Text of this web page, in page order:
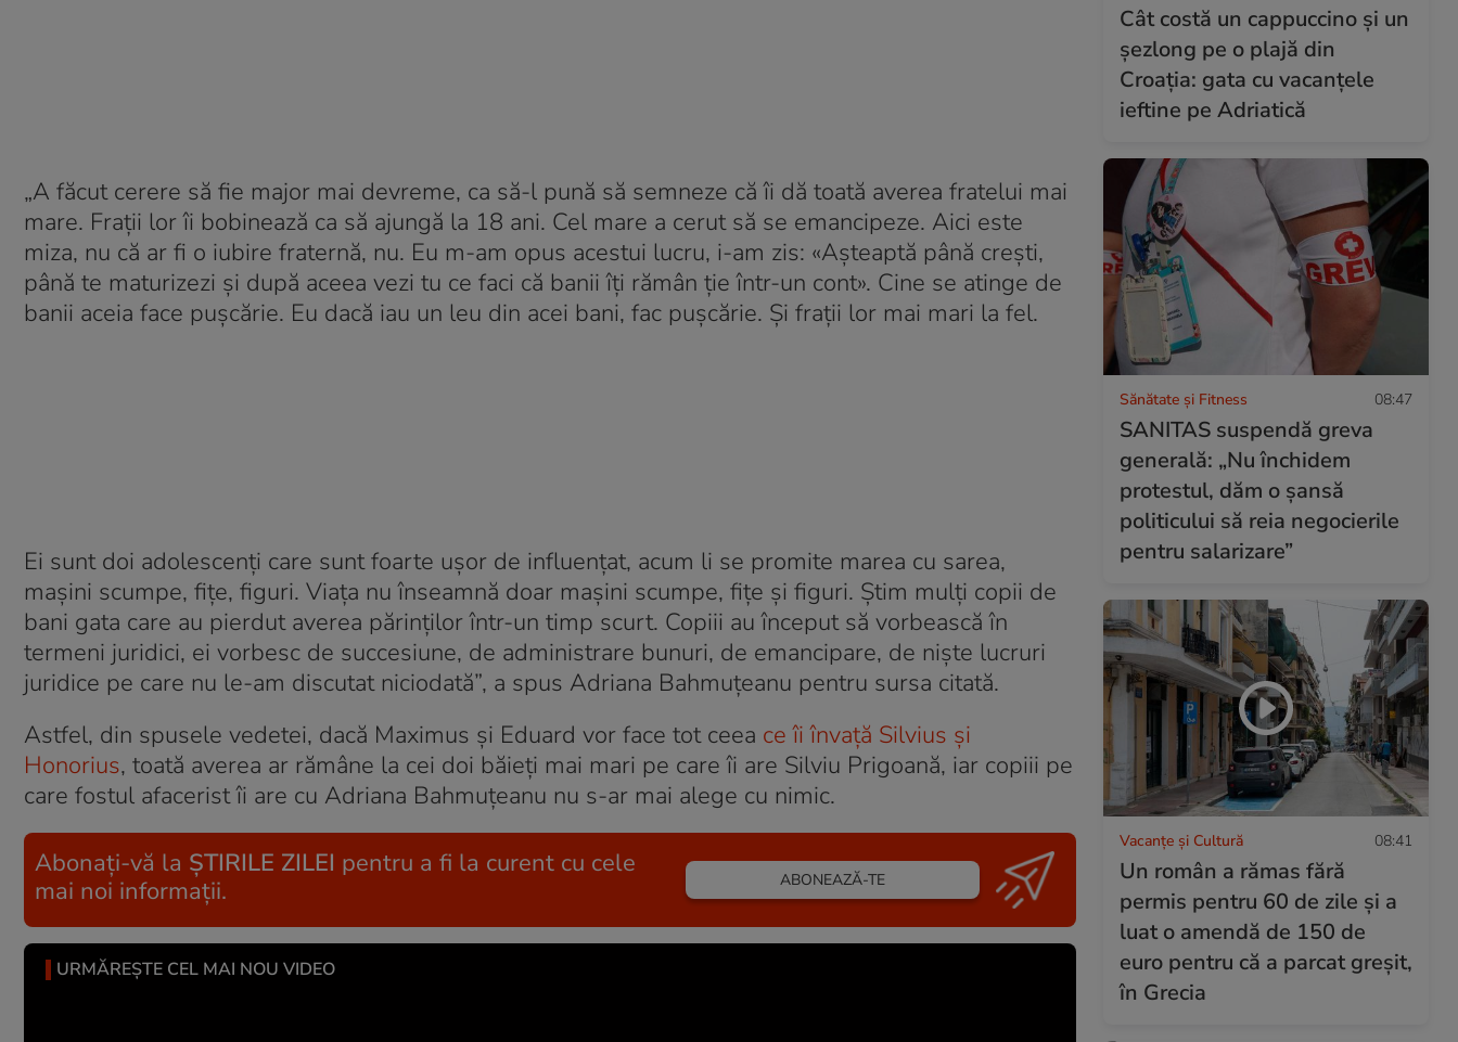
„A făcut cerere să fie major mai devreme, ca să-l pună să semneze că îi dă toată averea fratelui mai
mare. Frații lor îi bobinează ca să ajungă la 18 ani. Cel mare a cerut să se emancipeze. Aici este
miza, nu că ar fi o iubire fraternă, nu. Eu m-am opus acestui lucru, i-am zis: «Așteaptă până crești,
până te maturizezi și după aceea vezi tu ce faci că banii îți rămân ție într-un cont». Cine se atinge de
banii aceia face pușcărie. Eu dacă iau un leu din acei bani, fac pușcărie. Și frații lor mai mari la fel.
Ei sunt doi adolescenți care sunt foarte ușor de influențat, acum li se promite marea cu sarea,
mașini scumpe, fițe, figuri. Viața nu înseamnă doar mașini scumpe, fițe și figuri. Știm mulți copii de
bani gata care au pierdut averea părinților într-un timp scurt. Copiii au început să vorbească în
termeni juridici, ei vorbesc de succesiune, de administrare bunuri, de emancipare, de niște lucruri
juridice pe care nu le-am discutat niciodată”, a spus Adriana Bahmuțeanu pentru sursa citată.
Astfel, din spusele vedetei, dacă Maximus și Eduard vor face tot ceea ce îi învață Silvius și
Honorius, toată averea ar rămâne la cei doi băieți mai mari pe care îi are Silviu Prigoană, iar copiii pe
care fostul afacerist îi are cu Adriana Bahmuțeanu nu s-ar mai alege cu nimic.
Abonați-vă la ȘTIRILE ZILEI pentru a fi la curent cu cele
mai noi informații.
ABONEAZĂ-TE
URMĂREȘTE CEL MAI NOU VIDEO
Cât costă un cappuccino și un
șezlong pe o plajă din
Croația: gata cu vacanțele
ieftine pe Adriatică
Sănătate și Fitness 08:47
SANITAS suspendă greva
generală: „Nu închidem
protestul, dăm o șansă
politicului să reia negocierile
pentru salarizare”
Vacanțe și Cultură 08:41
Un român a rămas fără
permis pentru 60 de zile și a
luat o amendă de 150 de
euro pentru că a parcat greșit,
în Grecia